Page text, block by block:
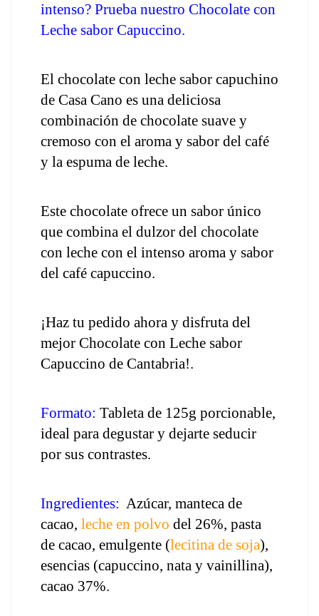
intenso? Prueba nuestro Chocolate con
Leche sabor Capuccino.
El chocolate con leche sabor capuchino
de Casa Cano es una deliciosa
combinación de chocolate suave y
cremoso con el aroma y sabor del café
y la espuma de leche.
Este chocolate ofrece un sabor único
que combina el dulzor del chocolate
con leche con el intenso aroma y sabor
del café capuccino.
¡Haz tu pedido ahora y disfruta del
mejor Chocolate con Leche sabor
Capuccino de Cantabria!.
Formato: Tableta de 125g porcionable,
ideal para degustar y dejarte seducir
por sus contrastes.
Ingredientes: Azúcar, manteca de
cacao, leche en polvo del 26%, pasta
de cacao, emulgente (lecitina de soja),
esencias (capuccino, nata y vainillina),
cacao 37%.